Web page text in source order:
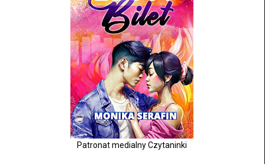
Patronat medialny Czytaninki